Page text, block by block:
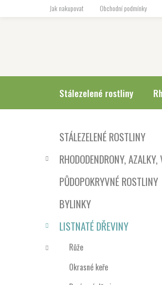
Jak nakupovat Obchodní podmínky
Stálezelené rostliny
Přeskočit
kategorie
e
STÁLEZELENÉ ROSTLINY
RHODODENDRONY, AZALKY,
PŮDOPOKRYVNÉ ROSTLINY
BYLINKY
LISTNATÉ DŘEVINY
Růže
Okrasné keře